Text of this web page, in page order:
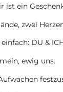
ist ein
zwei
einfach: DU &
ewig uns.